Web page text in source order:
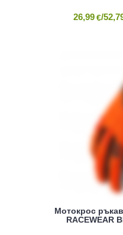
26,99 €/
Mотокрос
RACEWEAR